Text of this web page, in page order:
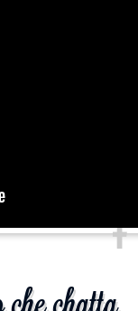
Facebook